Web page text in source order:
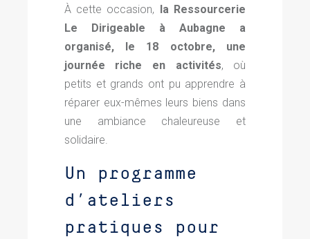
À cette occasion, la Ressourcerie
Le Dirigeable à Aubagne a
organisé, le 18 octobre, une
journée riche en activités, où
petits et grands ont pu apprendre à
réparer eux-mêmes leurs biens dans
une ambiance chaleureuse et
solidaire.
Un programme
d’ateliers
pratiques pour